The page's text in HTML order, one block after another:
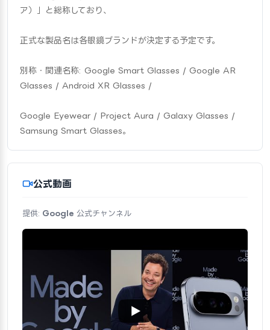
ア）」と総称しており、
正式な製品名は各眼鏡ブランドが決定する予定です。
別称・関連名称: Google Smart Glasses / Google AR
Glasses / Android XR Glasses /
Google Eyewear / Project Aura / Galaxy Glasses /
Samsung Smart Glasses。
公式動画
提供: Google 公式チャンネル